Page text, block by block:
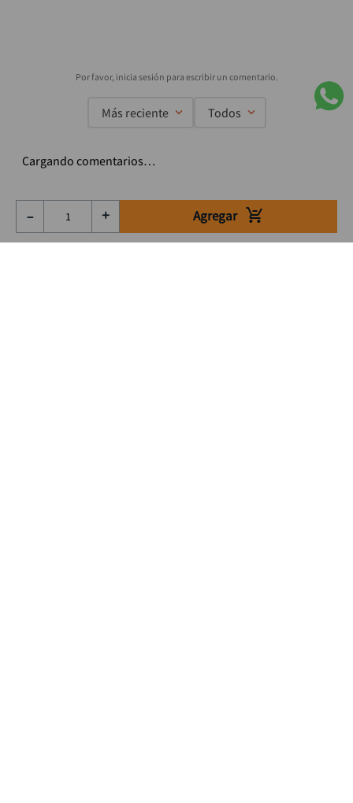
＋
－ Agregar
Más reciente Todos
Cargando comentarios…
Suscríbete a nuestro Newsletter